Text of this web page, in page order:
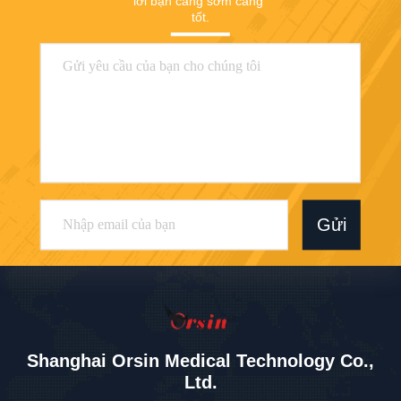
tốt.
Gửi
Shanghai Orsin Medical Technology Co.,
Ltd.